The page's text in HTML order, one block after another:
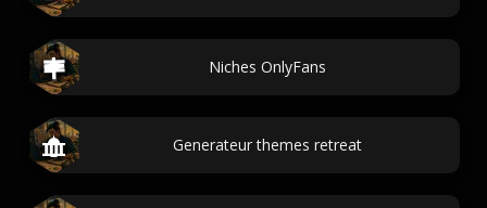
Niches OnlyFans
Generateur themes retreat